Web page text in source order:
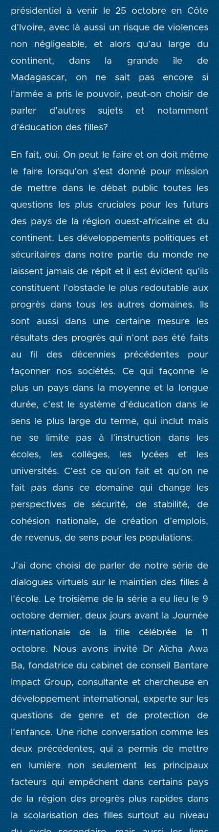
présidentiel à venir le 25 octobre en Côte
d’Ivoire, avec là aussi un risque de violences
non négligeable, et alors qu’au large du
continent, dans la grande île de
Madagascar, on ne sait pas encore si
l’armée a pris le pouvoir, peut-on choisir de
parler d’autres sujets et notamment
d’éducation des filles?
En fait, oui. On peut le faire et on doit même
le faire lorsqu’on s’est donné pour mission
de mettre dans le débat public toutes les
questions les plus cruciales pour les futurs
des pays de la région ouest-africaine et du
continent. Les développements politiques et
sécuritaires dans notre partie du monde ne
laissent jamais de répit et il est évident qu’ils
constituent l’obstacle le plus redoutable aux
progrès dans tous les autres domaines. Ils
sont aussi dans une certaine mesure les
résultats des progrès qui n’ont pas été faits
au fil des décennies précédentes pour
façonner nos sociétés. Ce qui façonne le
plus un pays dans la moyenne et la longue
durée, c’est le système d’éducation dans le
sens le plus large du terme, qui inclut mais
ne se limite pas à l’instruction dans les
écoles, les collèges, les lycées et les
universités. C’est ce qu’on fait et qu’on ne
fait pas dans ce domaine qui change les
perspectives de sécurité, de stabilité, de
cohésion nationale, de création d’emplois,
de revenus, de sens pour les populations.
J’ai donc choisi de parler de notre série de
dialogues virtuels sur le maintien des filles à
l’école. Le troisième de la série a eu lieu le 9
octobre dernier, deux jours avant la Journée
internationale de la fille célébrée le 11
octobre. Nous avons invité Dr Aïcha Awa
Ba, fondatrice du cabinet de conseil Bantare
Impact Group, consultante et chercheuse en
développement international, experte sur les
questions de genre et de protection de
l’enfance. Une riche conversation comme les
deux précédentes, qui a permis de mettre
en lumière non seulement les principaux
facteurs qui empêchent dans certains pays
de la région des progrès plus rapides dans
la scolarisation des filles surtout au niveau